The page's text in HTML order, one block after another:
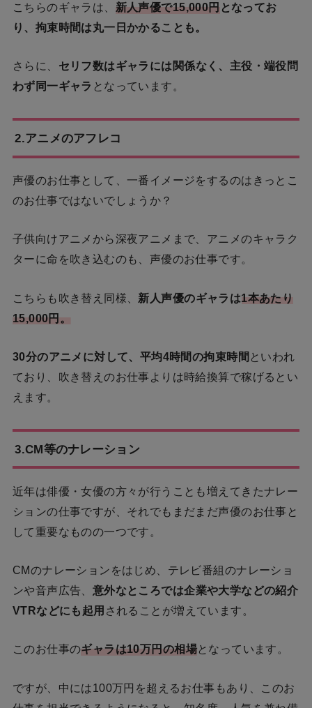
こちらのギャラは、 新人声優で15,000円 となってお
り、拘束時間は丸一日かかることも。
さらに、 セリフ数はギャラには関係なく、主役・端役問
わず同一ギャラ となっています。
2.アニメのアフレコ
声優のお仕事として、一番イメージをするのはきっとこ
のお仕事ではないでしょうか？
子供向けアニメから深夜アニメまで、アニメのキャラク
ターに命を吹き込むのも、声優のお仕事です。
こちらも吹き替え同様、 新人声優のギャラは1本あたり
15,000円。
30分のアニメに対して、平均4時間の拘束時間 といわれ
ており、吹き替えのお仕事よりは時給換算で稼げるとい
えます。
3.CM等のナレーション
近年は俳優・女優の方々が行うことも増えてきたナレー
ションの仕事ですが、それでもまだまだ声優のお仕事と
して重要なものの一つです。
CMのナレーションをはじめ、テレビ番組のナレーショ
ンや音声広告、 意外なところでは企業や大学などの紹介
VTRなどにも起用 されることが増えています。
このお仕事のギャラは10万円の相場となっています。
ですが、中には100万円を超えるお仕事もあり、このお